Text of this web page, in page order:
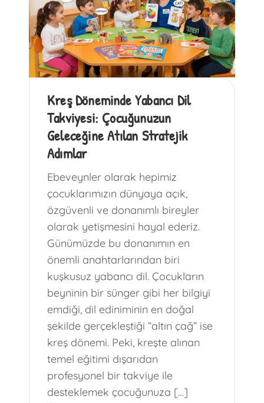
Kreş Döneminde Yabancı Dil
Takviyesi: Çocuğunuzun
Geleceğine Atılan Stratejik
Adımlar
Ebeveynler olarak hepimiz
çocuklarımızın dünyaya açık,
özgüvenli ve donanımlı bireyler
olarak yetişmesini hayal ederiz.
Günümüzde bu donanımın en
önemli anahtarlarından biri
kuşkusuz yabancı dil. Çocukların
beyninin bir sünger gibi her bilgiyi
emdiği, dil ediniminin en doğal
şekilde gerçekleştiği “altın çağ” ise
kreş dönemi. Peki, kreşte alınan
temel eğitimi dışarıdan
profesyonel bir takviye ile
desteklemek çocuğunuza […]